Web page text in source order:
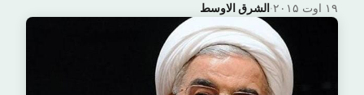
الشرق الاوسط· ۱۹ اوت ۲۰۱۵